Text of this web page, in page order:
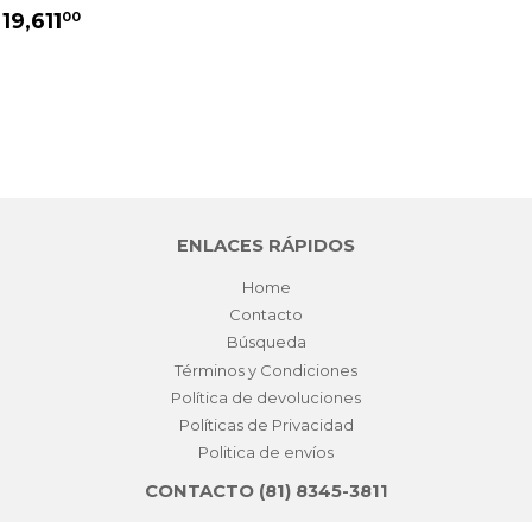
00
ENLACES RÁPIDOS
Home
Contacto
Búsqueda
Términos y Condiciones
Política de devoluciones
Políticas de Privacidad
Politica de envíos
CONTACTO (81) 8345-3811